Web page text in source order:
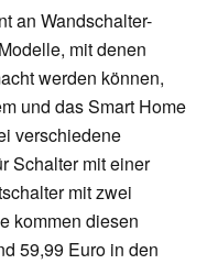
an Wandschalter-
mit denen
werden können,
und das Smart Home
verschiedene
Schalter mit einer
mit zwei
kommen diesen
59,99 Euro in den